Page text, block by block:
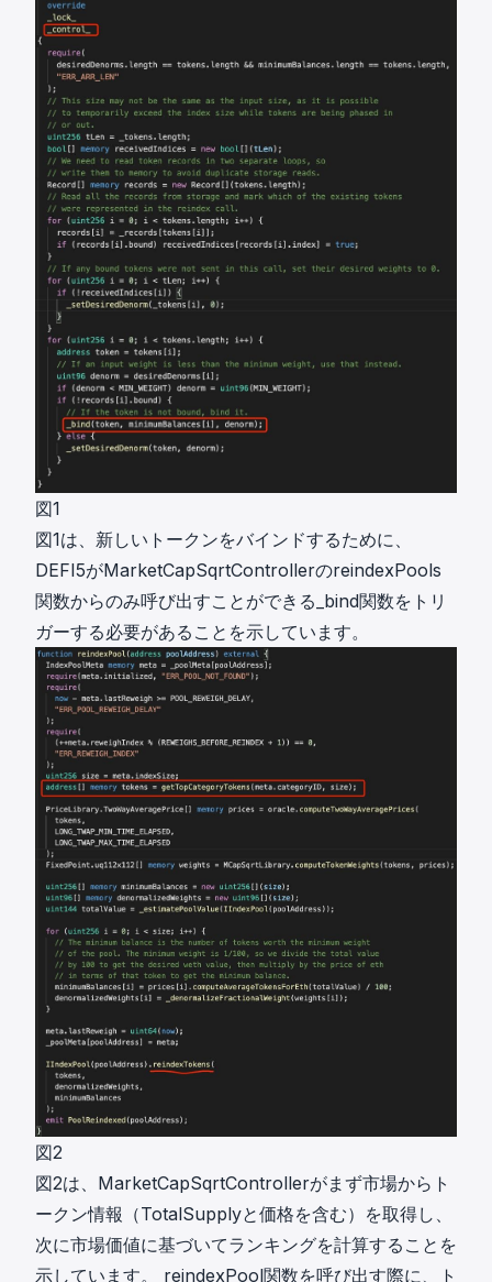
図1
図1は、新しいトークンをバインドするために、
DEFI5がMarketCapSqrtControllerのreindexPools
関数からのみ呼び出すことができる_bind関数をトリ
ガーする必要があることを示しています。
図2
図2は、MarketCapSqrtControllerがまず市場からト
ークン情報（TotalSupplyと価格を含む）を取得し、
次に市場価値に基づいてランキングを計算することを
示しています。 reindexPool関数を呼び出す際に、ト